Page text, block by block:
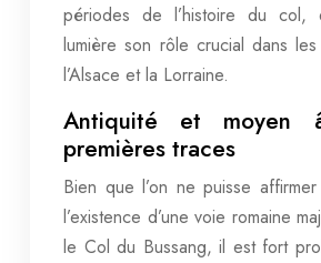
périodes de l’histoire du col,
lumière son rôle crucial dans
l’Alsace et la Lorraine.
Antiquité et moyen
premières traces
Bien que l’on ne puisse
l’existence d’une voie romaine
le Col du Bussang, il est fort